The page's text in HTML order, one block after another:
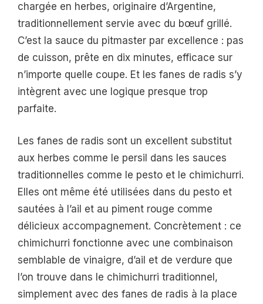
chargée en herbes, originaire d’Argentine,
traditionnellement servie avec du bœuf grillé.
C’est la sauce du pitmaster par excellence : pas
de cuisson, prête en dix minutes, efficace sur
n’importe quelle coupe. Et les fanes de radis s’y
intègrent avec une logique presque trop
parfaite.
Les fanes de radis sont un excellent substitut
aux herbes comme le persil dans les sauces
traditionnelles comme le pesto et le chimichurri.
Elles ont même été utilisées dans du pesto et
sautées à l’ail et au piment rouge comme
délicieux accompagnement. Concrètement : ce
chimichurri fonctionne avec une combinaison
semblable de vinaigre, d’ail et de verdure que
l’on trouve dans le chimichurri traditionnel,
simplement avec des fanes de radis à la place